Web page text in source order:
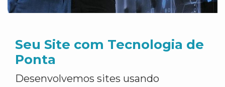
Seu Site com Tecnologia de
Ponta
Desenvolvemos sites usando